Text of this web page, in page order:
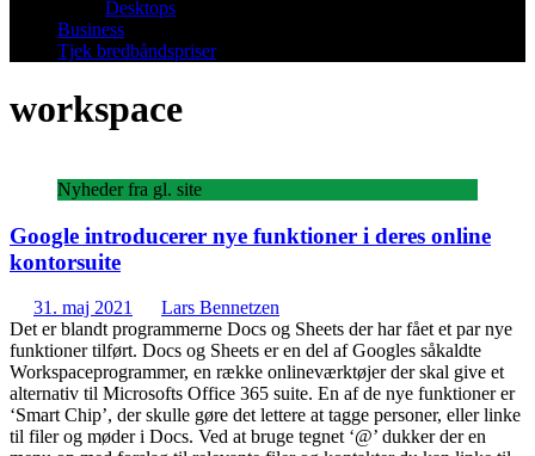
Desktops
Business
Tjek bredbåndspriser
workspace
Nyheder fra gl. site
Google introducerer nye funktioner i deres online
kontorsuite
31. maj 2021
Lars Bennetzen
Det er blandt programmerne Docs og Sheets der har fået et par nye
funktioner tilført. Docs og Sheets er en del af Googles såkaldte
Workspaceprogrammer, en række onlineværktøjer der skal give et
alternativ til Microsofts Office 365 suite. En af de nye funktioner er
‘Smart Chip’, der skulle gøre det lettere at tagge personer, eller linke
til filer og møder i Docs. Ved at bruge tegnet ‘@’ dukker der en